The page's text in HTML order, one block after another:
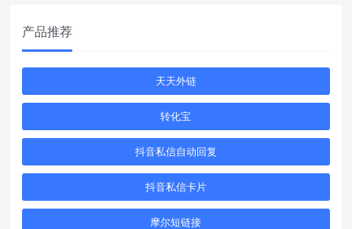
产品推荐
天天外链
转化宝
抖音私信自动回复
抖音私信卡片
摩尔短链接